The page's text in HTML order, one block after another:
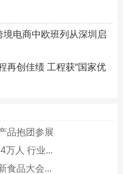
境电商中欧班列从深圳启
再创佳绩 工程获“国家优
品抱团参展
万人 行业...
食品大会...